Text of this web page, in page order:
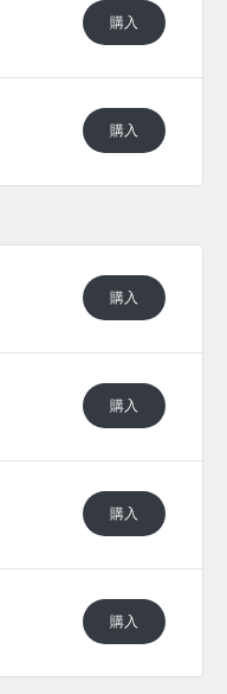
購入
購入
購入
購入
購入
購入